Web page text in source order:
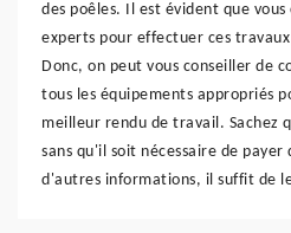
des poêles. Il est évident que
experts pour effectuer ces
Donc, on peut vous conseiller de
tous les équipements appropriés
meilleur rendu de travail. Sachez
sans qu'il soit nécessaire de
d'autres informations, il suffit de